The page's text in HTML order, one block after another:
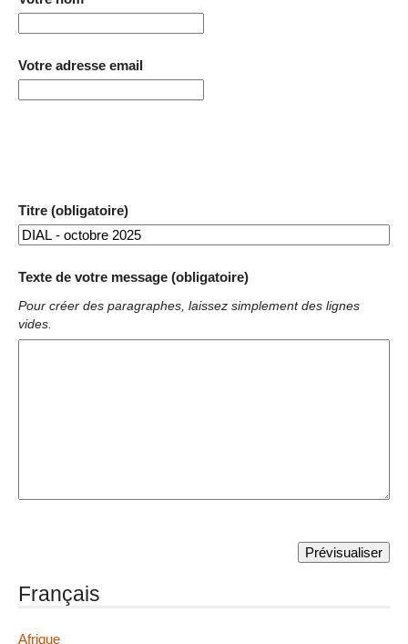
Votre adresse email
Titre (obligatoire)
Texte de votre message (obligatoire)
Pour créer des paragraphes, laissez simplement des lignes
vides.
Français
Afrique